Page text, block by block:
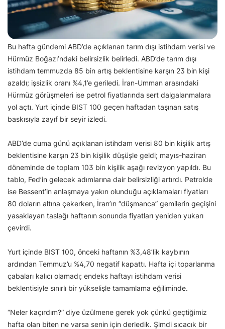
Bu hafta gündemi ABD’de açıklanan tarım dışı istihdam verisi ve
Hürmüz Boğazı’ndaki belirsizlik belirledi. ABD’de tarım dışı
istihdam temmuzda 85 bin artış beklentisine karşın 23 bin kişi
azaldı; işsizlik oranı %4,1’e geriledi. İran-Umman arasındaki
Hürmüz görüşmeleri ise petrol fiyatlarında sert dalgalanmalara
yol açtı. Yurt içinde BIST 100 geçen haftadan taşınan satış
baskısıyla zayıf bir seyir izledi.
ABD’de cuma günü açıklanan istihdam verisi 80 bin kişilik artış
beklentisine karşın 23 bin kişilik düşüşle geldi; mayıs-haziran
döneminde de toplam 103 bin kişilik aşağı revizyon yapıldı. Bu
tablo, Fed’in gelecek adımlarına dair belirsizliği artırdı. Petrolde
ise Bessent’in anlaşmaya yakın olunduğu açıklamaları fiyatları
80 doların altına çekerken, İran’ın “düşmanca” gemilerin geçişini
yasaklayan taslağı haftanın sonunda fiyatları yeniden yukarı
çevirdi.
Yurt içinde BIST 100, önceki haftanın %3,48’lik kaybının
ardından Temmuz’u %4,70 negatif kapattı. Hafta içi toparlanma
çabaları kalıcı olamadı; endeks haftayı istihdam verisi
beklentisiyle sınırlı bir yükselişle tamamlama eğiliminde.
“Neler kaçırdım?” diye üzülmene gerek yok çünkü geçtiğimiz
hafta olan biten ne varsa senin için derledik. Şimdi sıcacık bir